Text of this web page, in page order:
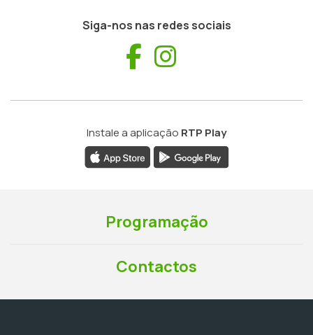
Siga-nos nas redes sociais
Facebook
Instale a aplicação RTP Play
Programação
Contactos